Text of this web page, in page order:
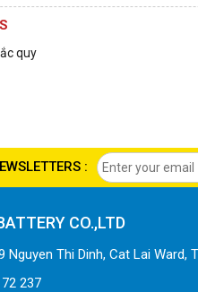
quy
:
CO.,LTD
Nguyen Thi Dinh, Cat Lai Ward,
237